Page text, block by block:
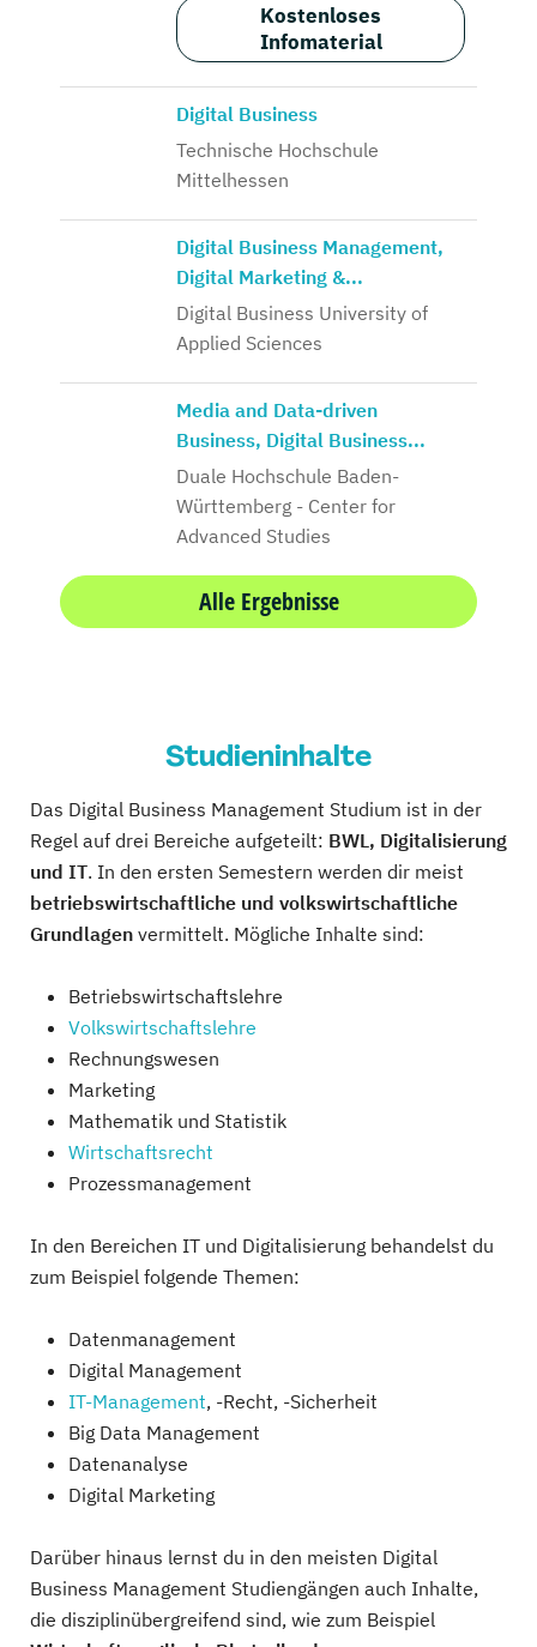
Kostenloses
Infomaterial
Digital Business
Technische Hochschule
Mittelhessen
Digital Business Management,
Digital Marketing &...
Digital Business University of
Applied Sciences
Media and Data-driven
Business, Digital Business...
Duale Hochschule Baden-
Württemberg - Center for
Advanced Studies
Alle Ergebnisse
Studieninhalte
Das Digital Business Management Studium ist in der
Regel auf drei Bereiche aufgeteilt: BWL, Digitalisierung
und IT. In den ersten Semestern werden dir meist
betriebswirtschaftliche und volkswirtschaftliche
Grundlagen vermittelt. Mögliche Inhalte sind:
Betriebswirtschaftslehre
Volkswirtschaftslehre
Rechnungswesen
Marketing
Mathematik und Statistik
Wirtschaftsrecht
Prozessmanagement
In den Bereichen IT und Digitalisierung behandelst du
zum Beispiel folgende Themen:
Datenmanagement
Digital Management
IT-Management, -Recht, -Sicherheit
Big Data Management
Datenanalyse
Digital Marketing
Darüber hinaus lernst du in den meisten Digital
Business Management Studiengängen auch Inhalte,
die disziplinübergreifend sind, wie zum Beispiel